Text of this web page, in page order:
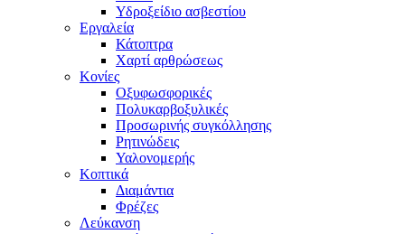
Υδροξείδιο ασβεστίου
Εργαλεία
Κάτοπτρα
Χαρτί αρθρώσεως
Κονίες
Οξυφωσφορικές
Πολυκαρβοξυλικές
Προσωρινής συγκόλλησης
Ρητινώδεις
Υαλονομερής
Κοπτικά
Διαμάντια
Φρέζες
Λεύκανση